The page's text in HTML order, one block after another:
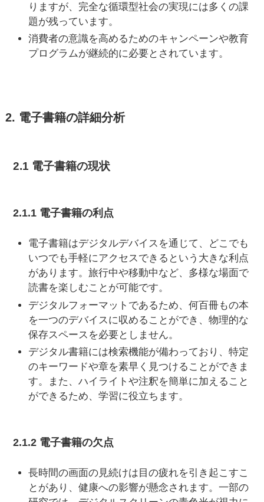
りますが、完全な循環型社会の実現には多くの課
題が残っています。
消費者の意識を高めるためのキャンペーンや教育
プログラムが継続的に必要とされています。
2. 電子書籍の詳細分析
2.1 電子書籍の現状
2.1.1 電子書籍の利点
電子書籍はデジタルデバイスを通じて、どこでも
いつでも手軽にアクセスできるという大きな利点
があります。旅行中や移動中など、多様な場面で
読書を楽しむことが可能です。
デジタルフォーマットであるため、何百冊もの本
を一つのデバイスに収めることができ、物理的な
保存スペースを必要としません。
デジタル書籍には検索機能が備わっており、特定
のキーワードや章を素早く見つけることができま
す。また、ハイライトや注釈を簡単に加えること
ができるため、学習に役立ちます。
2.1.2 電子書籍の欠点
長時間の画面の見続けは目の疲れを引き起こすこ
とがあり、健康への影響が懸念されます。一部の